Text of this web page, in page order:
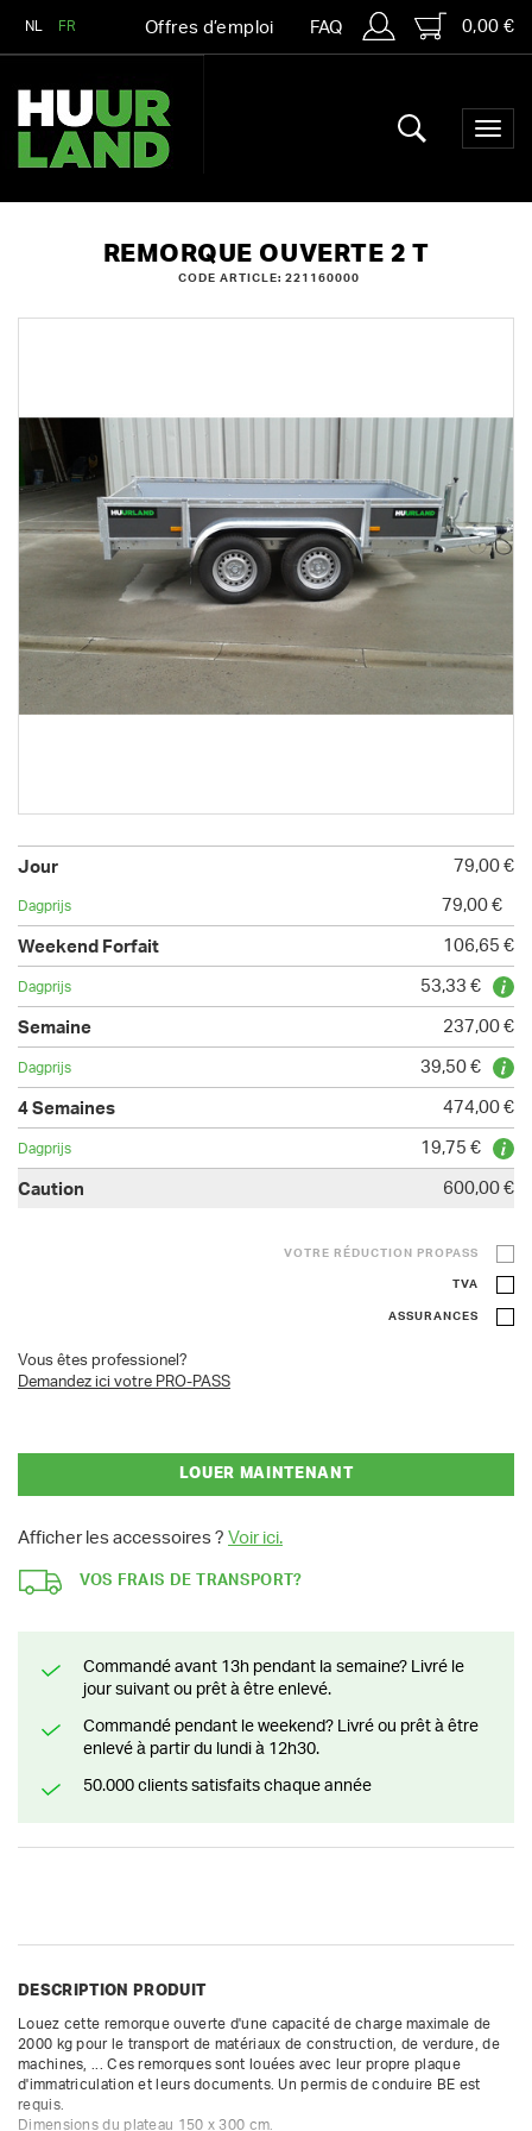
NL FR Offres d’emploi FAQ 0,00 €
REMORQUE OUVERTE 2 T
CODE ARTICLE: 221160000
79,00 €
79,00 €
106,65 €
53,33 €
237,00 €
39,50 €
474,00 €
19,75 €
600,00 €
VOTRE RÉDUCTION PROPASS
TVA
ASSURANCES
Vous êtes professionel?
Demandez ici votre PRO-PASS
LOUER MAINTENANT
Afficher les accessoires ? Voir ici.
VOS FRAIS DE TRANSPORT?
Commandé avant 13h pendant la semaine? Livré le
jour suivant ou prêt à être enlevé.
Commandé pendant le weekend? Livré ou prêt à être
enlevé à partir du lundi à 12h30.
50.000 clients satisfaits chaque année
DESCRIPTION PRODUIT
Louez cette remorque ouverte d'une capacité de charge maximale de
2000 kg pour le transport de matériaux de construction, de verdure, de
machines, ... Ces remorques sont louées avec leur propre plaque
d'immatriculation et leurs documents. Un permis de conduire BE est
requis.
Dimensions du plateau 150 x 300 cm.